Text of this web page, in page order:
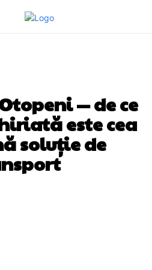
— de ce
este cea
soluție de